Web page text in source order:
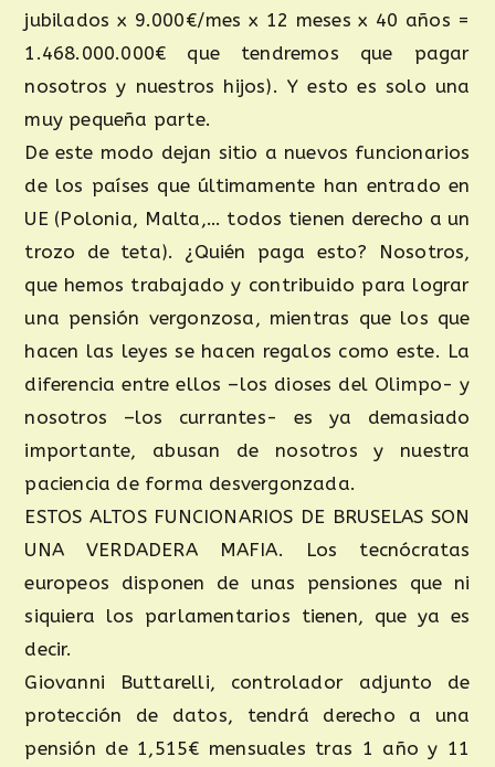
jubilados x 9.000€/mes x 12 meses x 40 años =
1.468.000.000€ que tendremos que pagar
nosotros y nuestros hijos). Y esto es solo una
muy pequeña parte.
De este modo dejan sitio a nuevos funcionarios
de los países que últimamente han entrado en
UE (Polonia, Malta,… todos tienen derecho a un
trozo de teta). ¿Quién paga esto? Nosotros,
que hemos trabajado y contribuido para lograr
una pensión vergonzosa, mientras que los que
hacen las leyes se hacen regalos como este. La
diferencia entre ellos –los dioses del Olimpo- y
nosotros –los currantes- es ya demasiado
importante, abusan de nosotros y nuestra
paciencia de forma desvergonzada.
ESTOS ALTOS FUNCIONARIOS DE BRUSELAS SON
UNA VERDADERA MAFIA. Los tecnócratas
europeos disponen de unas pensiones que ni
siquiera los parlamentarios tienen, que ya es
decir.
Giovanni Buttarelli, controlador adjunto de
protección de datos, tendrá derecho a una
pensión de 1,515€ mensuales tras 1 año y 11